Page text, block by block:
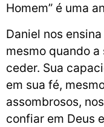
Homem” é uma
Daniel nos
mesmo quando
ceder. Sua
em sua fé,
assombrosos,
confiar em Deus